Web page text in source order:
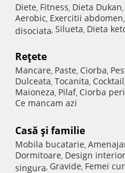
Diete, Fitness, Dieta Dukan,
Aerobic, Exercitii abdomen,
disociata, Silueta, Dieta
Reţete
Mancare, Paste, Ciorba,
Dulceata, Tocanita, Cocktail,
Maioneza, Pilaf, Ciorba
Ce mancam azi
Casă şi familie
Mobila bucatarie,
Dormitoare, Design interior
singura, Gravide, Femei